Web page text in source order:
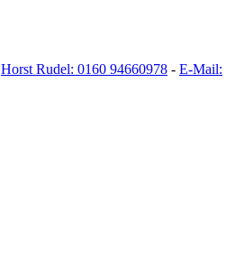
Horst Rudel: 0160 94660978 - E-Mail: